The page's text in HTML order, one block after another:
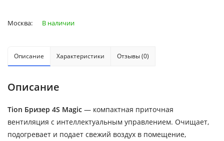
Москва: В наличии
Описание Характеристики Отзывы (0)
Описание
Tion Бризер 4S Magic — компактная приточная
вентиляция с интеллектуальным управлением. Очищает,
подогревает и подает свежий воздух в помещение,